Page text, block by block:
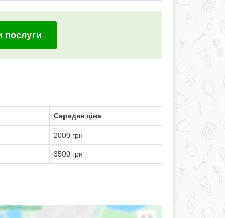
послуги
Середня ціна
2000 грн
3500 грн